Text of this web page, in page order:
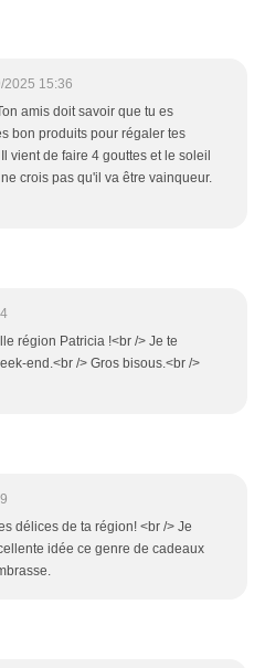
2025 15:36
amis doit savoir que tu es
bon produits pour régaler tes
vient de faire 4 gouttes et le soleil
crois pas qu'il va être vainqueur.
région Patricia !<br /> Je te
end.<br /> Gros bisous.<br />
délices de ta région! <br /> Je
idée ce genre de cadeaux